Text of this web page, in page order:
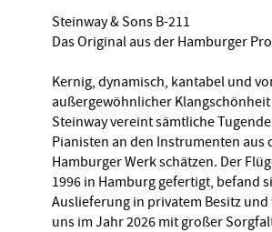
Steinway & Sons B-211
Das Original aus der Hamburger
Kernig, dynamisch, kantabel und
außergewöhnlicher
Steinway vereint sämtliche
Pianisten an den Instrumenten aus
Hamburger Werk schätzen. Der
1996 in Hamburg gefertigt, befand
Auslieferung in privatem Besitz und
uns im Jahr 2026 mit großer